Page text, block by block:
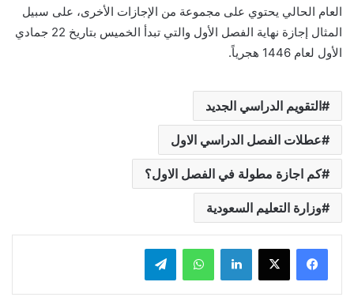
العام الحالي يحتوي على مجموعة من الإجازات الأخرى، على سبيل
المثال إجازة نهاية الفصل الأول والتي تبدأ الخميس بتاريخ 22 جمادي
الأول لعام 1446 هجرياً.
التقويم الدراسي الجديد
عطلات الفصل الدراسي الاول
كم اجازة مطولة في الفصل الاول؟
وزارة التعليم السعودية
لينكدإن واتساب